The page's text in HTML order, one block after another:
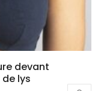
devant
de lys